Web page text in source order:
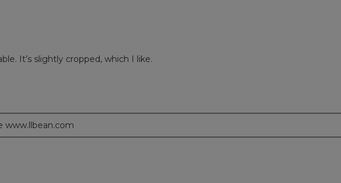
It’s slightly cropped, which I like.
www.llbean.com